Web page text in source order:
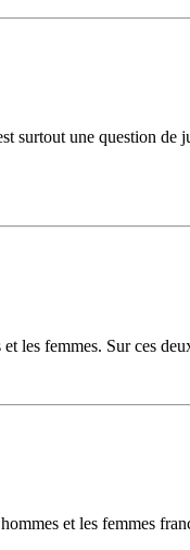
surtout une question de
les femmes. Sur ces
et les femmes